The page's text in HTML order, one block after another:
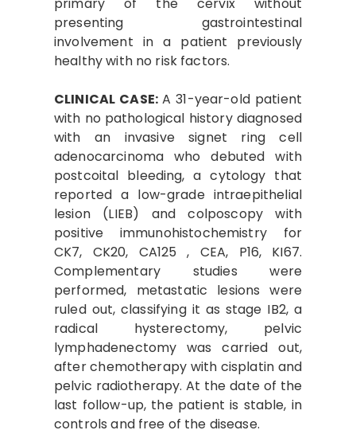
presenting gastrointestinal
involvement in a patient previously
healthy with no risk factors.
CLINICAL CASE:A 31-year-old patient
with no pathological history diagnosed
with an invasive signet ring cell
adenocarcinoma who debuted with
postcoital bleeding, a cytology that
reported a low-grade intraepithelial
lesion (LIEB) and colposcopy with
positive immunohistochemistry for
CK7, CK20, CA125 , CEA, P16, KI67.
Complementary studies were
performed, metastatic lesions were
ruled out, classifying it as stage IB2, a
radical hysterectomy, pelvic
lymphadenectomy was carried out,
after chemotherapy with cisplatin and
pelvic radiotherapy. At the date of the
last follow-up, the patient is stable, in
controls and free of the disease.